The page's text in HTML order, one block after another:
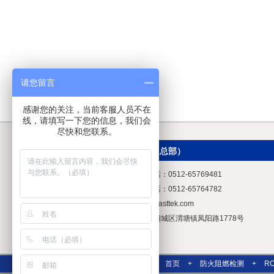
美标检测（总部）
检测服务电话：0512-65769481
认证服务电话：0512-65764782
邮箱：info@asttek.com
地址：苏州相城区渭塘镇凤阳路1778号
首页 + 防火阻燃检测 +
请您留言
感谢您的关注，当前客服人员不在
线，请填写一下您的信息，我们会
尽快和您联系。